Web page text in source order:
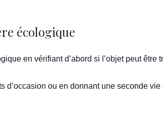
écologique
en vérifiant d’abord si l’objet peut être
d’occasion ou en donnant une seconde